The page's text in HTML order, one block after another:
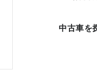
中古車を